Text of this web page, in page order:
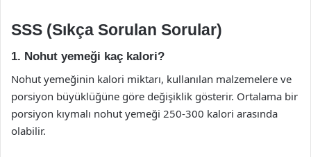
SSS (Sıkça Sorulan Sorular)
1. Nohut yemeği kaç kalori?
Nohut yemeğinin kalori miktarı, kullanılan malzemelere ve
porsiyon büyüklüğüne göre değişiklik gösterir. Ortalama bir
porsiyon kıymalı nohut yemeği 250-300 kalori arasında
olabilir.